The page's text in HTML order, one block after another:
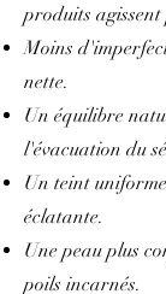
produits agissent
Moins
nette.
Un équilibre
l'évacuation du
Un teint
éclatante.
Une peau plus
poils incarnés.